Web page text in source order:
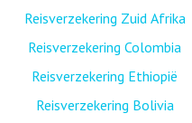
Reisverzekering Zuid Afrika
Reisverzekering Colombia
Reisverzekering Ethiopië
Reisverzekering Bolivia